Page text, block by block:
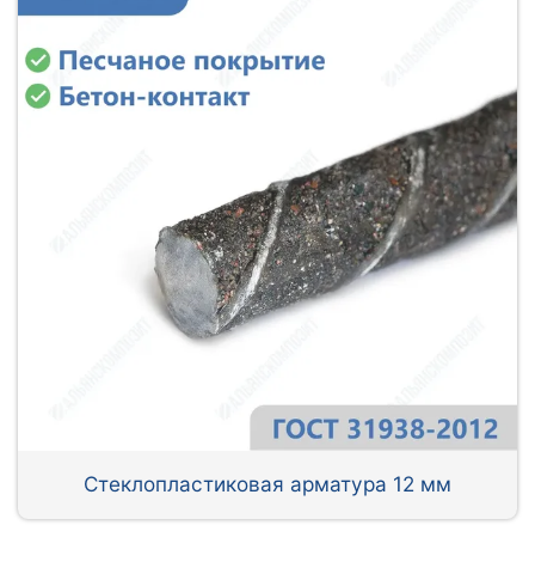
Стеклопластиковая арматура 12 мм